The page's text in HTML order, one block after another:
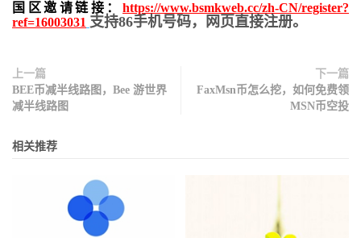
国区邀请链接： https://www.bsmkweb.cc/zh-CN/register?
ref=16003031 支持86手机号码，网页直接注册。
上一篇
BEE币减半线路图，Bee 游世界
减半线路图
下一篇
FaxMsn币怎么挖，如何免费领
MSN币空投
相关推荐